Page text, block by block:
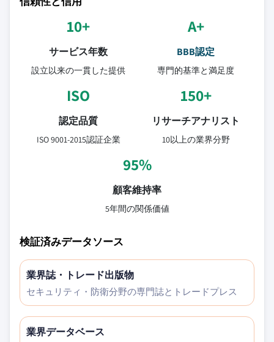
10+
サービス年数
設立以来の一貫した提供
A+
BBB認定
専門的基準と満足度
ISO
認定品質
ISO 9001-2015認証企業
150+
リサーチアナリスト
10以上の業界分野
95%
顧客維持率
5年間の関係価値
検証済みデータソース
業界誌・トレード出版物
セキュリティ・防衛分野の専門誌とトレードプレス
業界データベース